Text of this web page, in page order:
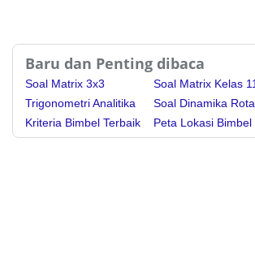
Baru dan Penting dibaca
Soal Matrix 3x3
Trigonometri Analitika
Kriteria Bimbel Terbaik
Soal Matrix Kelas 11
Soal Dinamika
Peta Lokasi Bimbel